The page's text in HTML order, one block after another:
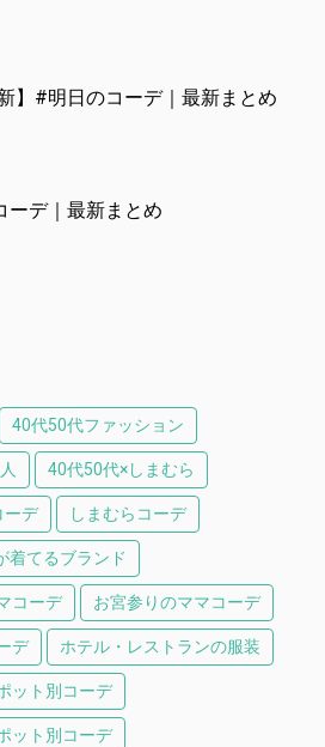
新】#明日のコーデ｜最新まとめ
ーデ｜最新まとめ
40代50代ファッション
40代50代×しまむら
ーデ しまむらコーデ
着てるブランド
コーデ お宮参りのママコーデ
デ ホテル・レストランの服装
ット別コーデ
ット別コーデ